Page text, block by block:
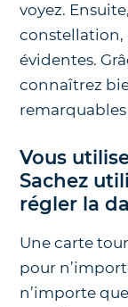
voyez.
constellation,
évidentes.
connaîtrez
remarquables
Vous
Sachez
régler la
Une carte
pour
n’importe